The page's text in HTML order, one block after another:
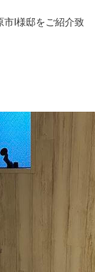
市I様邸をご紹介致